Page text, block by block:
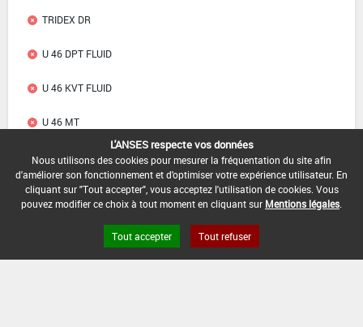
TRIDEX DR
U 46 DPT FLUID
U 46 KVT FLUID
U 46 MT
U 46 SPECIAL LV MAIS
ULTRA NET 703
VAISOXAN 250
VILMORIN DEBROUSSAILLANT LIQUIDE
L'ANSES respecte vos données
Nous utilisons des cookies pour mesurer la fréquentation du site afin
d'améliorer son fonctionnement et d'optimiser votre expérience utilisateur. En
cliquant sur "Tout accepter", vous acceptez l'utilisation de cookies. Vous
pouvez modifier ce choix à tout moment en cliquant sur Mentions légales
Tout accepter Tout refuser